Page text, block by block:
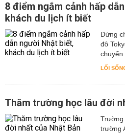
8 điểm ngắm cảnh hấp
khách du lịch ít biết
Đừng
đô
chuyến
LỐI
Thăm trường học lâu đời
Trường
trường